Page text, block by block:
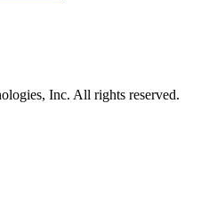
Inc. All rights reserved.